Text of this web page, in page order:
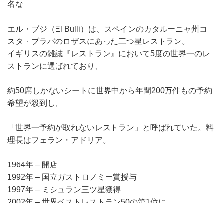
名な
エル・ブジ（El Bulli）は、スペインのカタルーニャ州コ
スタ・ブラバのロザスにあった三つ星レストラン。
イギリスの雑誌『レストラン』において5度の世界一のレ
ストランに選ばれており、
約50席しかないシートに世界中から年間200万件もの予約
希望が殺到し、
「世界一予約が取れないレストラン」と呼ばれていた。料
理長はフェラン・アドリア。
1964年 – 開店
1992年 – 国立ガストロノミー賞授与
1997年 – ミシュラン三ツ星獲得